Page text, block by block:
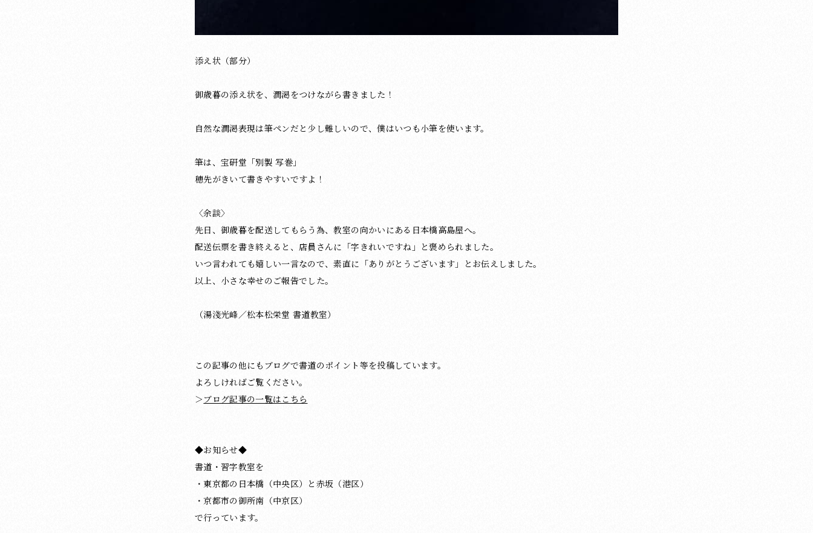
添え状（部分）
御歳暮の添え状を、潤渇をつけながら書きました！
自然な潤渇表現は筆ペンだと少し難しいので、僕はいつも小筆を使います。
筆は、宝研堂「別製 写巻」
穂先がきいて書きやすいですよ！
〈余談〉
先日、御歳暮を配送してもらう為、教室の向かいにある日本橋高島屋へ。
配送伝票を書き終えると、店員さんに「字きれいですね」と褒められました。
いつ言われても嬉しい一言なので、素直に「ありがとうございます」とお伝えしました。
以上、小さな幸せのご報告でした。
（湯淺光峰／松本松栄堂 書道教室）
この記事の他にもブログで書道のポイント等を投稿しています。
よろしければご覧ください。
＞ ブログ記事の一覧はこちら
◆お知らせ◆
書道・習字教室を
・東京都の日本橋（中央区）と赤坂（港区）
・京都市の御所南（中京区）
で行っています。